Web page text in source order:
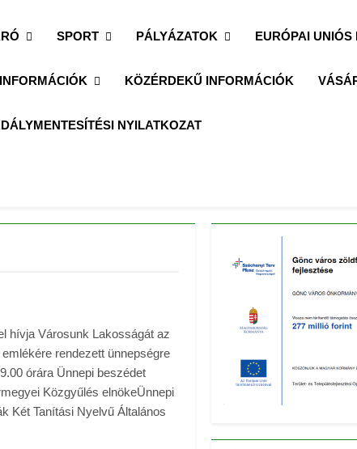
SPORT PÁLYÁZATOK EURÓPAI UNIÓS
KÖZÉRDEKŰ INFORMÁCIÓK
NYILATKOZAT
hívja Városunk Lakosságát az
rendezett ünnepségre
órára Ünnepi beszédet
Közgyűlés elnökeÜnnepi
Két Tanítási Nyelvű Általános